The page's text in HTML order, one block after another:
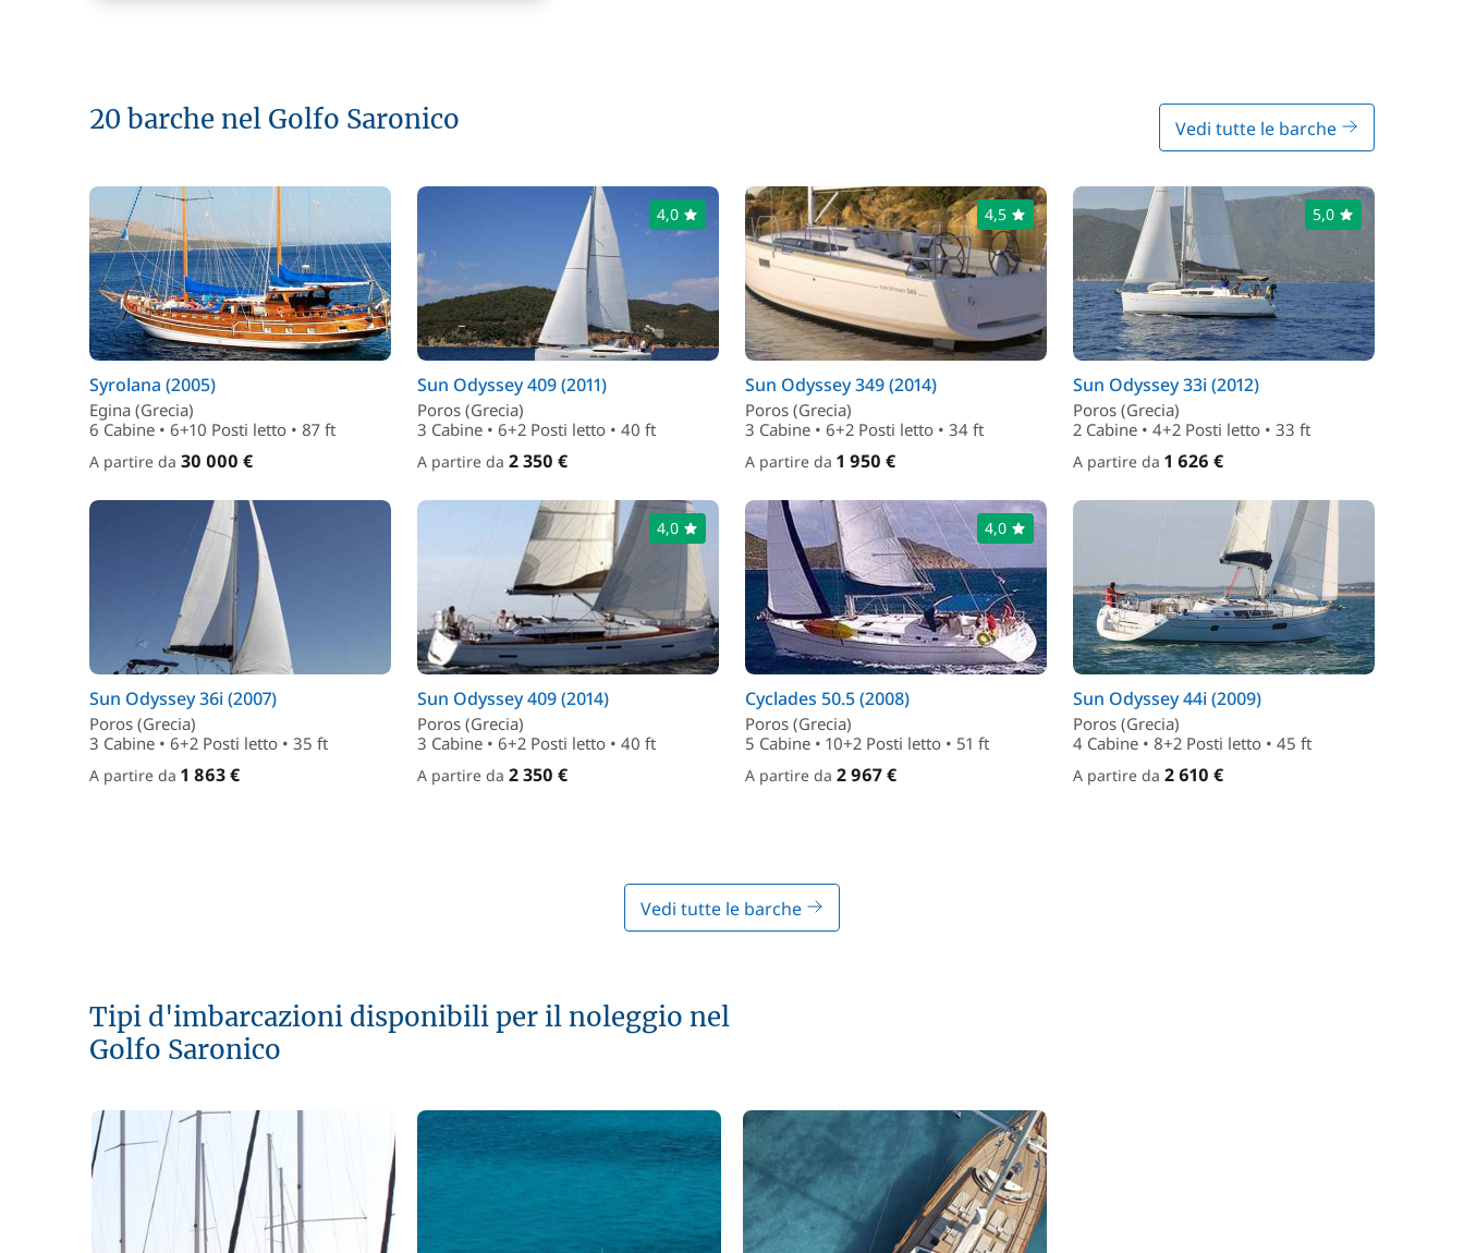
20 barche nel Golfo Saronico Vedi tutte le barche
Syrolana (2005)
Egina (Grecia)
6 Cabine • 6+10 Posti letto • 87 ft
A partire da 30 000 €
4,0
Sun Odyssey 409 (2011)
Poros (Grecia)
3 Cabine • 6+2 Posti letto • 40 ft
A partire da 2 350 €
4,5
Sun Odyssey 349 (2014)
Poros (Grecia)
3 Cabine • 6+2 Posti letto • 34 ft
A partire da 1 950 €
5,0
Sun Odyssey 33i (2012)
Poros (Grecia)
2 Cabine • 4+2 Posti letto • 33 ft
A partire da 1 626 €
Sun Odyssey 36i (2007)
Poros (Grecia)
3 Cabine • 6+2 Posti letto • 35 ft
A partire da 1 863 €
4,0
Sun Odyssey 409 (2014)
Poros (Grecia)
3 Cabine • 6+2 Posti letto • 40 ft
A partire da 2 350 €
4,0
Cyclades 50.5 (2008)
Poros (Grecia)
5 Cabine • 10+2 Posti letto • 51 ft
A partire da 2 967 €
Sun Odyssey 44i (2009)
Poros (Grecia)
4 Cabine • 8+2 Posti letto • 45 ft
A partire da 2 610 €
Vedi tutte le barche
Tipi d'imbarcazioni disponibili per il noleggio nel
Golfo Saronico